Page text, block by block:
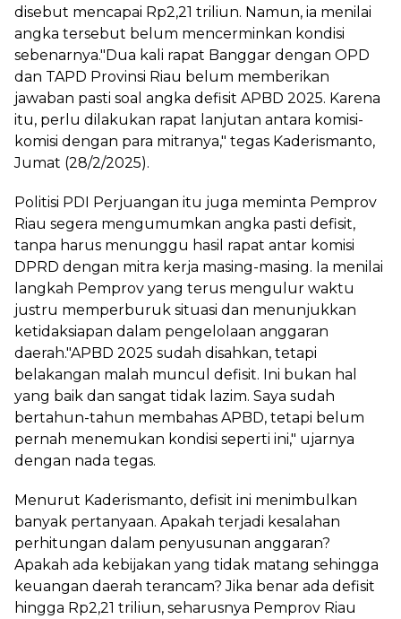
disebut mencapai Rp2,21 triliun. Namun, ia menilai
angka tersebut belum mencerminkan kondisi
sebenarnya."Dua kali rapat Banggar dengan OPD
dan TAPD Provinsi Riau belum memberikan
jawaban pasti soal angka defisit APBD 2025. Karena
itu, perlu dilakukan rapat lanjutan antara komisi-
komisi dengan para mitranya," tegas Kaderismanto,
Jumat (28/2/2025).
Politisi PDI Perjuangan itu juga meminta Pemprov
Riau segera mengumumkan angka pasti defisit,
tanpa harus menunggu hasil rapat antar komisi
DPRD dengan mitra kerja masing-masing. Ia menilai
langkah Pemprov yang terus mengulur waktu
justru memperburuk situasi dan menunjukkan
ketidaksiapan dalam pengelolaan anggaran
daerah."APBD 2025 sudah disahkan, tetapi
belakangan malah muncul defisit. Ini bukan hal
yang baik dan sangat tidak lazim. Saya sudah
bertahun-tahun membahas APBD, tetapi belum
pernah menemukan kondisi seperti ini," ujarnya
dengan nada tegas.
Menurut Kaderismanto, defisit ini menimbulkan
banyak pertanyaan. Apakah terjadi kesalahan
perhitungan dalam penyusunan anggaran?
Apakah ada kebijakan yang tidak matang sehingga
keuangan daerah terancam? Jika benar ada defisit
hingga Rp2,21 triliun, seharusnya Pemprov Riau